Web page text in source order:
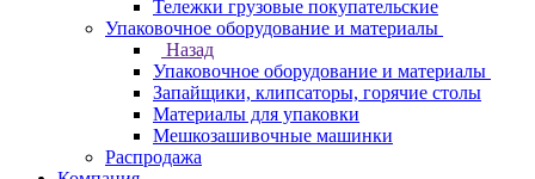
Тележки грузовые покупательские
Упаковочное оборудование и материалы
Назад
Упаковочное оборудование и материалы
Запайщики, клипсаторы, горячие столы
Материалы для упаковки
Мешкозашивочные машинки
Распродажа